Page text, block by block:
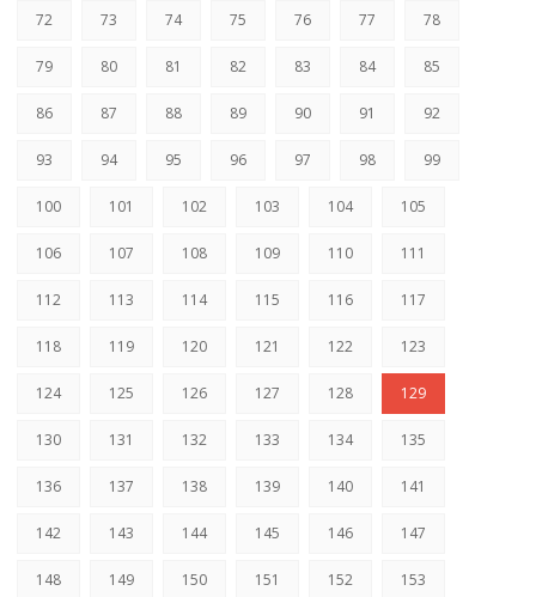
72 73 74 75 76 77 78
79 80 81 82 83 84 85
86 87 88 89 90 91 92
93 94 95 96 97 98 99
100 101 102 103 104 105
106 107 108 109 110 111
112 113 114 115 116 117
118 119 120 121 122 123
124 125 126 127 128 129
130 131 132 133 134 135
136 137 138 139 140 141
142 143 144 145 146 147
148 149 150 151 152 153